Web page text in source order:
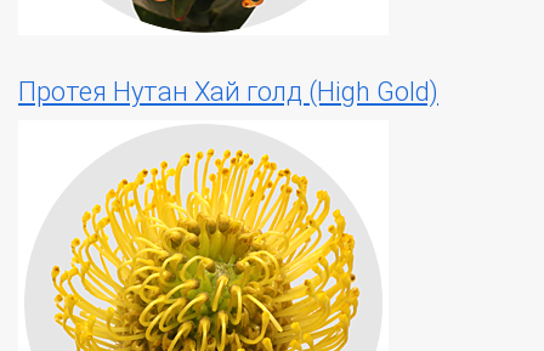
Протея Нутан Хай голд (High Gold)